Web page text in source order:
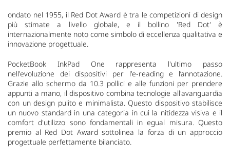
ondato nel 1955, il Red Dot Award è tra le competizioni di design
più stimate a livello globale, e il bollino 'Red Dot' è
internazionalmente noto come simbolo di eccellenza qualitativa e
innovazione progettuale.
PocketBook InkPad One rappresenta l'ultimo passo
nell'evoluzione dei dispositivi per l'e-reading e l’annotazione.
Grazie allo schermo da 10.3 pollici e alle funzioni per prendere
appunti a mano, il dispositivo combina tecnologie all'avanguardia
con un design pulito e minimalista. Questo dispositivo stabilisce
un nuovo standard in una categoria in cui la nitidezza visiva e il
comfort d'utilizzo sono fondamentali in egual misura. Questo
premio al Red Dot Award sottolinea la forza di un approccio
progettuale perfettamente bilanciato.